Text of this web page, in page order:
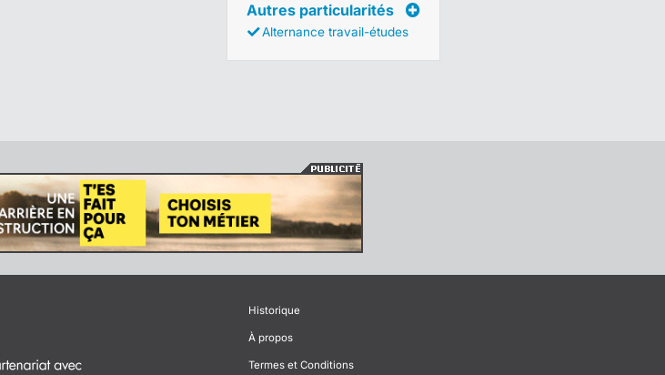
Autres particularités
Alternance travail-études
Historique
À propos
Termes et Conditions